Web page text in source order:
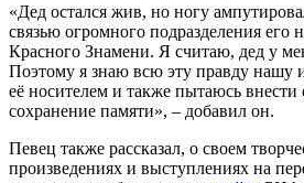
«Дед остался жив, но ногу
связью огромного подразделения его
Красного Знамени. Я считаю, дед у
Поэтому я знаю всю эту правду нашу
её носителем и также пытаюсь
сохранение памяти», – добавил он.
Певец также рассказал, о своем
произведениях и выступлениях на